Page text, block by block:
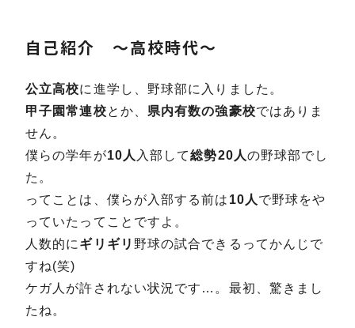
自己紹介 ～高校時代～
公立高校に進学し、野球部に入りました。
甲子園常連校とか、 県内有数の強豪校ではありま
せん。
僕らの学年が10人 入部して総勢20人の野球部でし
た。
ってことは、僕らが入部する前は 10人 で野球をや
っていたってことですよ。
人数的に ギリギリ 野球の試合できるってかんじで
すね(笑)
ケガ人が許されない状況です…。最初、驚きまし
たね。